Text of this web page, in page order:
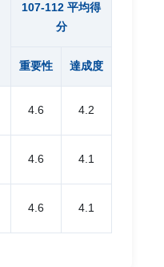
107-112 平均得
分
重要性 達成度
4.6 4.2
4.6 4.1
4.6 4.1